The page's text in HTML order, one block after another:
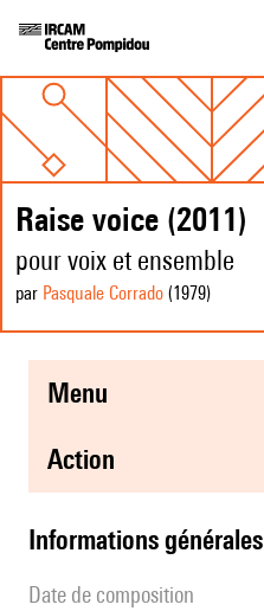
Raise voice (2011)
pour voix et ensemble
par Pasquale Corrado (1979)
menu
action
informations générales
date de composition